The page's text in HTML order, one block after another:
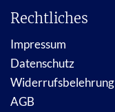
Rechtliches
Impressum
Datenschutz
Widerrufsbelehrung
AGB